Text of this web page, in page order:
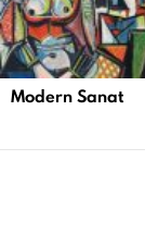
Modern Sanat